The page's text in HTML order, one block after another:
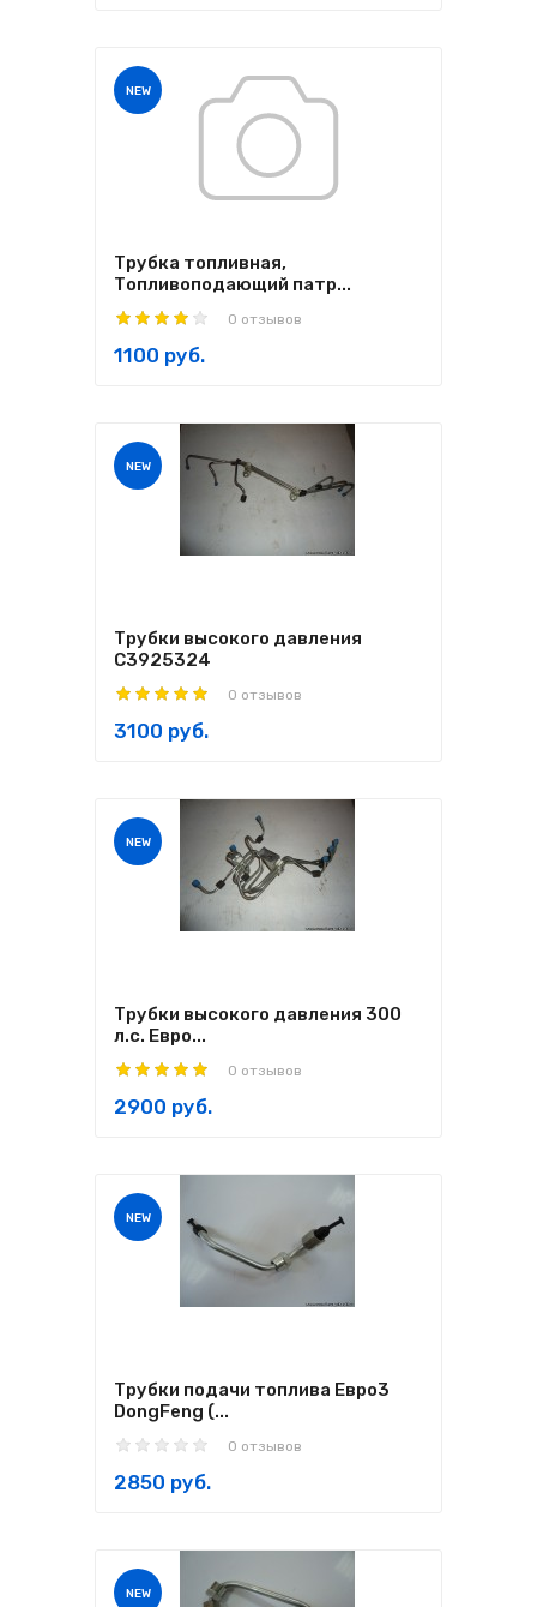
NEW
Трубка топливная,
Топливоподающий патр...
0 отзывов
1100 руб.
NEW
Трубки высокого давления
С3925324
0 отзывов
3100 руб.
NEW
Трубки высокого давления 300
л.с. Евро...
0 отзывов
2900 руб.
NEW
Трубки подачи топлива Евро3
DongFeng (...
0 отзывов
2850 руб.
NEW